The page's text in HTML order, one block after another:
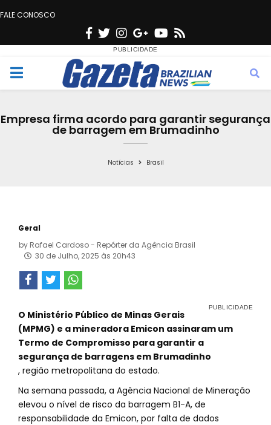
FALE CONOSCO
F
c
e
o
T
w
i
t
e
n
s
t
g
r
a
G
o
o
g
e
Y
u
t
b
s
M
Empresa firma acordo para garantir segurança
de barragem em Brumadinho
Notícias Brasil
Geral
by Rafael Cardoso - Repórter da Agência Brasil
30 de Julho, 2025 às 20h43
O Ministério Público de Minas Gerais
(MPMG) e a mineradora Emicon assinaram um
Termo de Compromisso para garantir a
segurança de barragens em Brumadinho
, região metropolitana do estado.
Na semana passada, a Agência Nacional de Mineração
elevou o nível de risco da barragem B1-A, de
responsabilidade da Emicon, por falta de dados